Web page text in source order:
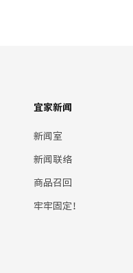
宜家新闻
新闻室
新闻联络
商品召回
牢牢固定！